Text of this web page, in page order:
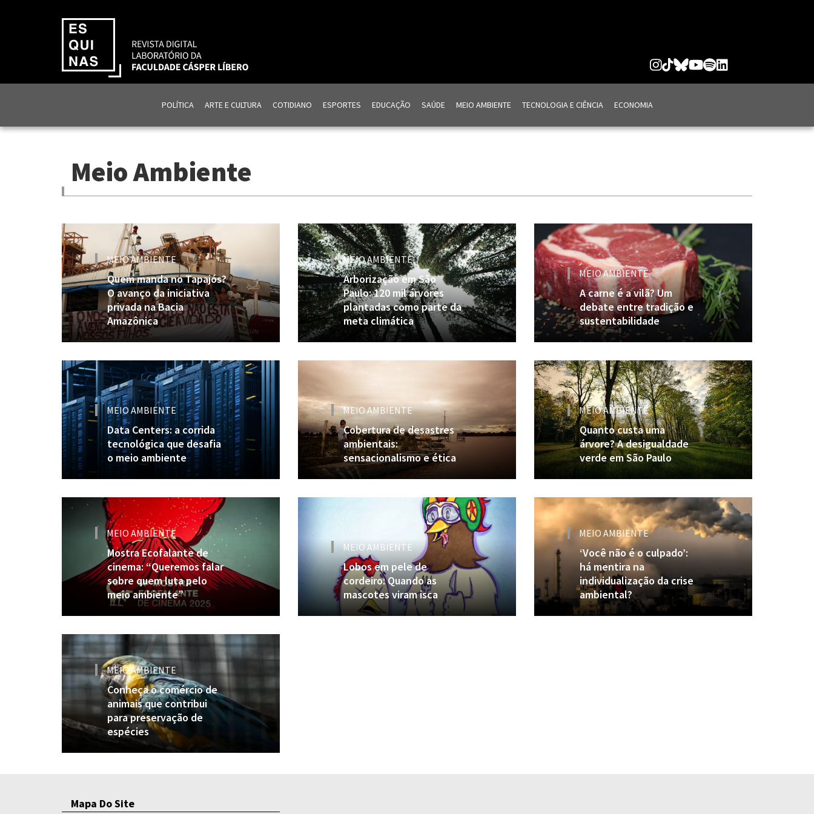
POLÍTICA ARTE E CULTURA COTIDIANO ESPORTES EDUCAÇÃO SAÚDE MEIO AMBIENTE TECNOLOGIA E CIÊNCIA ECONOMIA
Meio Ambiente
MEIO AMBIENTE
Quem manda no Tapajós?
O avanço da iniciativa
privada na Bacia
Amazônica
MEIO AMBIENTE
Arborização em São
Paulo: 120 mil árvores
plantadas como parte da
meta climática
MEIO AMBIENTE
A carne é a vilã? Um
debate entre tradição e
sustentabilidade
MEIO AMBIENTE
Data Centers: a corrida
tecnológica que desafia
o meio ambiente
MEIO AMBIENTE
Cobertura de desastres
ambientais:
sensacionalismo e ética
MEIO AMBIENTE
Quanto custa uma
árvore? A desigualdade
verde em São Paulo
MEIO AMBIENTE
Mostra Ecofalante de
cinema: “Queremos falar
sobre quem luta pelo
meio ambiente”
MEIO AMBIENTE
Lobos em pele de
cordeiro: Quando as
mascotes viram isca
MEIO AMBIENTE
‘Você não é o culpado’:
há mentira na
individualização da crise
ambiental?
MEIO AMBIENTE
Conheça o comércio de
animais que contribui
para preservação de
espécies
Mapa Do Site